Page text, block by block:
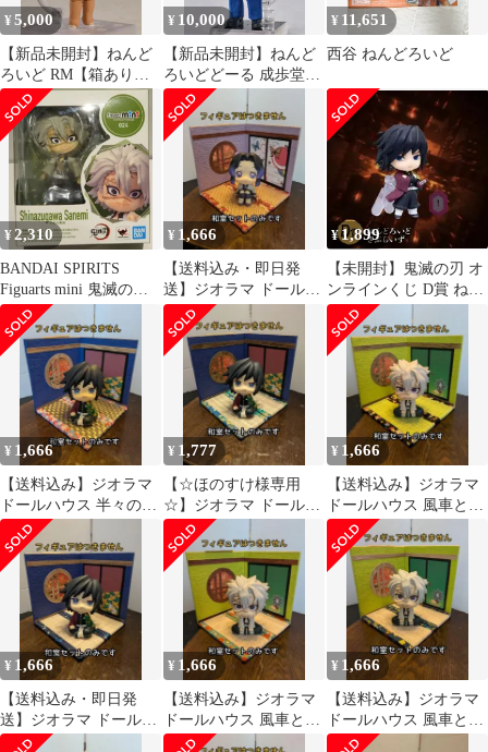
¥5,000
【新品未開封】ねんど
ろいど RM【箱あり】
【正規品】グッドスマ
イルカンパニー グッス
マ GSC
¥ 10,000
【新品未開封】ねんど
ろいどどーる 成歩堂龍
一【箱あり】【正規
品】グッドスマイルカ
ンパニー
¥ 11,651
西谷 ねんどろいど
¥2,310
BANDAI SPIRITS
Figuarts mini 鬼滅の刃
不死川実弥
¥ 1,666
【送料込み・即日発
送】ジオラマ ドールハ
ウス 蝶の和室セット 中
型 ㊳
¥1,899
【未開封】鬼滅の刃 オ
ンラインくじ D賞 ねん
どろいどさぷらいず 冨
岡義勇㉛
¥ 1,666
【送料込み】ジオラマ
ドールハウス 半々の和
室セット 中型 ㊲
¥ 1,777
【☆ほのすけ様専用
☆】ジオラマ ドールハ
ウス 半々の和室セット
中型 ㉟
¥ 1,666
【送料込み】ジオラマ
ドールハウス 風車とお
はぎの和室セット 中型
⑬
¥ 1,666
【送料込み・即日発
送】ジオラマ ドールハ
ウス 半々の和室セット
¥ 1,666
【送料込み】ジオラマ
ドールハウス 風車とお
はぎの和室セット 中型
¥ 1,666
【送料込み】ジオラマ
ドールハウス 風車とお
はぎの和室セット 中型